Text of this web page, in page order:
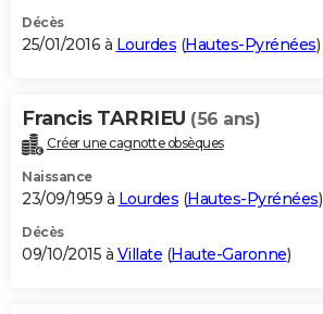
Décès
25/01/2016 à Lourdes (Hautes-Pyrénées)
Francis TARRIEU (56 ans)
Créer une cagnotte obsèques
Naissance
23/09/1959 à Lourdes (Hautes-Pyrénées)
Décès
09/10/2015 à Villate (Haute-Garonne)